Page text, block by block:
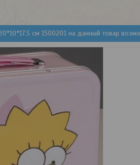
см 1500201 на данный товар